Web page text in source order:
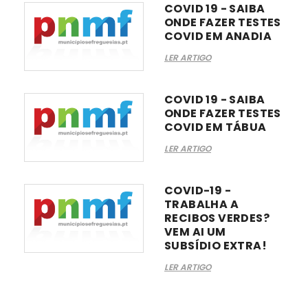
COVID 19 - SAIBA
ONDE FAZER TESTES
COVID EM ANADIA
LER ARTIGO
COVID 19 - SAIBA
ONDE FAZER TESTES
COVID EM TÁBUA
LER ARTIGO
COVID-19 -
TRABALHA A
RECIBOS VERDES?
VEM AI UM
SUBSÍDIO EXTRA!
LER ARTIGO